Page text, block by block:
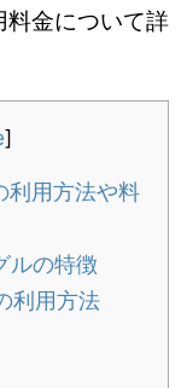
料金について詳
]
利用方法や料
ルの特徴
利用方法